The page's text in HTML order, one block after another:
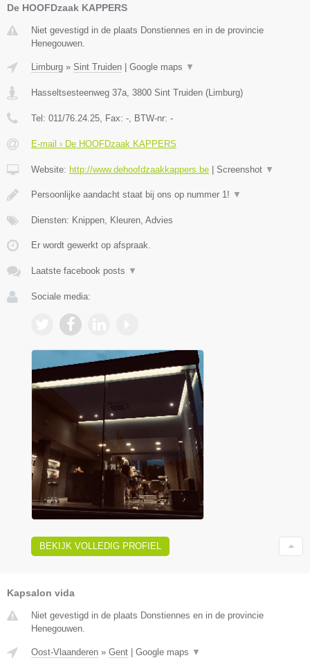
De HOOFDzaak KAPPERS
Niet gevestigd in de plaats Donstiennes en in de provincie
Henegouwen.
Limburg » Sint Truiden | Google maps ▼
Hasseltsesteenweg 37a 3800 Sint Truiden (Limburg)
Tel: 011/76.24.25 , Fax: - , BTW-nr: -
E-mail › De HOOFDzaak KAPPERS
Website: http://www.dehoofdzaakkappers.be | Screenshot ▼
Persoonlijke aandacht staat bij ons op nummer 1! ▼
Diensten: Knippen, Kleuren, Advies
Er wordt gewerkt op afspraak.
Laatste facebook posts ▼
Sociale media:
BEKIJK VOLLEDIG PROFIEL
Kapsalon vida
Niet gevestigd in de plaats Donstiennes en in de provincie
Henegouwen.
Oost-Vlaanderen » Gent | Google maps ▼